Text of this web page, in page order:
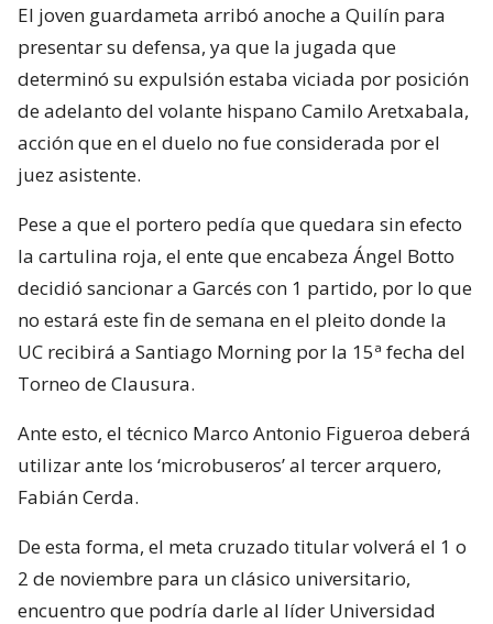
El joven guardameta arribó anoche a Quilín para
presentar su defensa, ya que la jugada que
determinó su expulsión estaba viciada por posición
de adelanto del volante hispano Camilo Aretxabala,
acción que en el duelo no fue considerada por el
juez asistente.
Pese a que el portero pedía que quedara sin efecto
la cartulina roja, el ente que encabeza Ángel Botto
decidió sancionar a Garcés con 1 partido, por lo que
no estará este fin de semana en el pleito donde la
UC recibirá a Santiago Morning por la 15ª fecha del
Torneo de Clausura.
Ante esto, el técnico Marco Antonio Figueroa deberá
utilizar ante los ‘microbuseros’ al tercer arquero,
Fabián Cerda.
De esta forma, el meta cruzado titular volverá el 1 o
2 de noviembre para un clásico universitario,
encuentro que podría darle al líder Universidad